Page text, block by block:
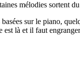
mélodies sortent
sur le piano,
est là et il faut